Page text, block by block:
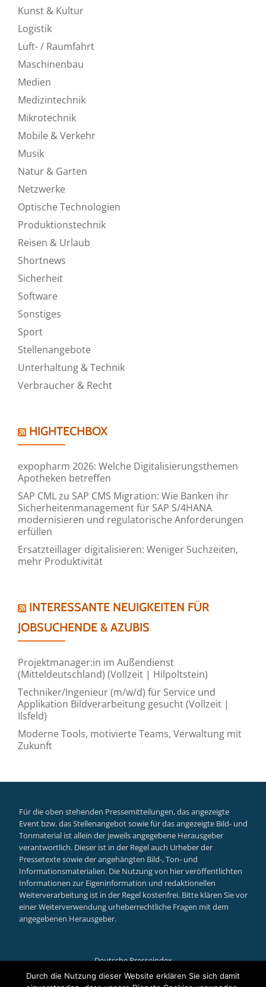
Kunst & Kultur
Logistik
Luft- / Raumfahrt
Maschinenbau
Medien
Medizintechnik
Mikrotechnik
Mobile & Verkehr
Musik
Natur & Garten
Netzwerke
Optische Technologien
Produktionstechnik
Reisen & Urlaub
Shortnews
Sicherheit
Software
Sonstiges
Sport
Stellenangebote
Unterhaltung & Technik
Verbraucher & Recht
HIGHTECHBOX
expopharm 2026: Welche Digitalisierungsthemen
Apotheken betreffen
SAP CML zu SAP CMS Migration: Wie Banken ihr
Sicherheitenmanagement für SAP S/4HANA
modernisieren und regulatorische Anforderungen
erfüllen
Ersatzteillager digitalisieren: Weniger Suchzeiten,
mehr Produktivität
INTERESSANTE NEUIGKEITEN FÜR
JOBSUCHENDE & AZUBIS
Projektmanager:in im Außendienst
(Mitteldeutschland) (Vollzeit | Hilpoltstein)
Techniker/Ingenieur (m/w/d) für Service und
Applikation Bildverarbeitung gesucht (Vollzeit |
Ilsfeld)
Moderne Tools, motivierte Teams, Verwaltung mit
Zukunft
Für die oben stehenden Pressemitteilungen, das angezeigte
Event bzw. das Stellenangebot sowie für das angezeigte Bild- und
Tonmaterial ist allein der jeweils angegebene Herausgeber
verantwortlich. Dieser ist in der Regel auch Urheber der
Pressetexte sowie der angehängten Bild-, Ton- und
Informationsmaterialien. Die Nutzung von hier veröffentlichten
Informationen zur Eigeninformation und redaktionellen
Weiterverarbeitung ist in der Regel kostenfrei. Bitte klären Sie vor
einer Weiterverwendung urheberrechtliche Fragen mit dem
angegebenen Herausgeber.
Deutsche Presseindex
Secondary
Durch die Nutzung dieser Website erklären Sie sich damit